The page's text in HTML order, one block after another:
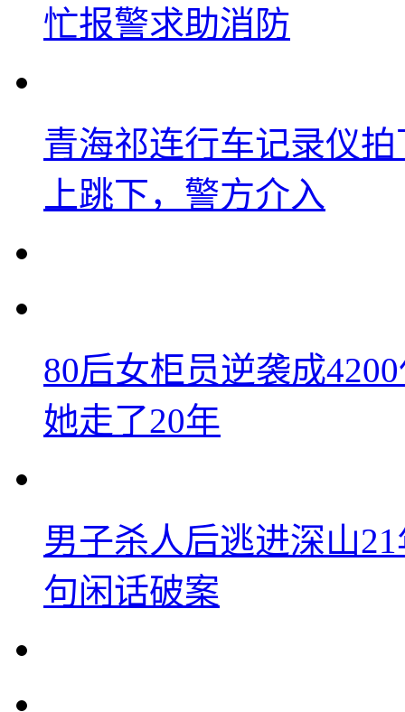
忙报警求助消防
青海祁连行车记录仪
上跳下，警方介入
80后女柜员逆袭成
她走了20年
男子杀人后逃进深山
句闲话破案